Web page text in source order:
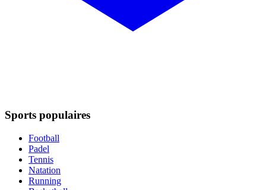
Sports populaires
Football
Padel
Tennis
Natation
Running